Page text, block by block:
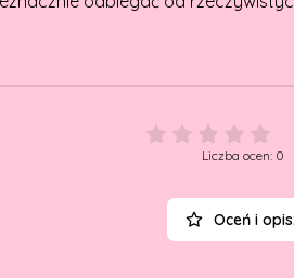
Liczba ocen: 0
Oceń i